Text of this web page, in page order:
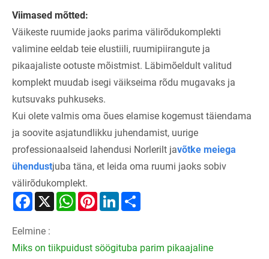
Viimased mõtted:
Väikeste ruumide jaoks parima välirõdukomplekti
valimine eeldab teie elustiili, ruumipiirangute ja
pikaajaliste ootuste mõistmist. Läbimõeldult valitud
komplekt muudab isegi väikseima rõdu mugavaks ja
kutsuvaks puhkuseks.
Kui olete valmis oma õues elamise kogemust täiendama
ja soovite asjatundlikku juhendamist, uurige
professionaalseid lahendusi Norlerilt javõtke meiega
ühendustjuba täna, et leida oma ruumi jaoks sobiv
välirõdukomplekt.
Facebook
X WhatsAppPinterestLinkedIn
Eelmine :
Miks on tiikpuidust söögituba parim pikaajaline